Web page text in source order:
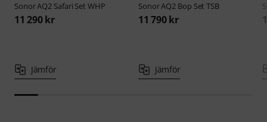
SonorAQ2 Safari Set WHP
11 290 kr
Jämför
SonorAQ2 Bop Set TSB
11 790 kr
Jämför